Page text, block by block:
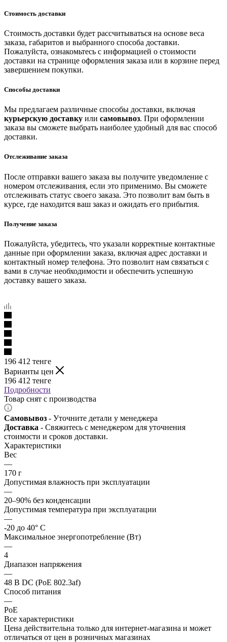
Стоимость доставки
Стоимость доставки будет рассчитываться на основе веса
заказа, габаритов и выбранного способа доставки.
Пожалуйста, ознакомьтесь с информацией о стоимости
доставки на странице оформления заказа или в корзине перед
завершением покупки.
Способы доставки
Мы предлагаем различные способы доставки, включая
курьерскую доставку или самовывоз. При оформлении
заказа вы сможете выбрать наиболее удобный для вас способ
доставки.
Отслеживание заказа
После отправки вашего заказа вы получите уведомление с
номером отслеживания, если это применимо. Вы сможете
отслеживать статус своего заказа. Это позволит вам быть в
курсе, где находится ваш заказ и ожидать его прибытия.
Получение заказа
Пожалуйста, убедитесь, что указали корректные контактные
данные при оформлении заказа, включая адрес доставки и
контактный номер телефона. Это позволит нам связаться с
вами в случае необходимости и обеспечить успешную
доставку вашего заказа.
196 412 тенге
Варианты цен
196 412 тенге
Подробности
Товар снят с производства
Самовывоз - Уточните детали у менеджера
Доставка - Свяжитесь с менеджером для уточнения
стоимости и сроков доставки.
Характеристики
Вес
—
170 г
Допустимая влажность при эксплуатации
—
20–90% без конденсации
Допустимая температура при эксплуатации
—
-20 до 40° C
Максимальное энергопотребление (Вт)
—
4
Диапазон напряжения
—
48 В DC (PoE 802.3af)
Способ питания
—
PoE
Все характеристики
Цена действительна только для интернет-магазина и может
отличаться от цен в розничных магазинах